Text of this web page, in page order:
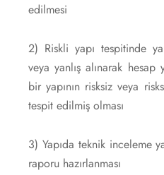
edilmesi
2) Riskli yapı tespitinde
veya yanlış alınarak hesap
bir yapının risksiz veya
tespit edilmiş olması
3) Yapıda teknik inceleme
raporu hazırlanması